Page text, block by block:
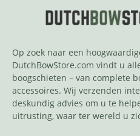
Op zoek naar een
DutchBowStore.com vindt u
boogschieten – van complete
accessoires. Wij verzenden
deskundig advies om u te
uitrusting, waar ter wereld u